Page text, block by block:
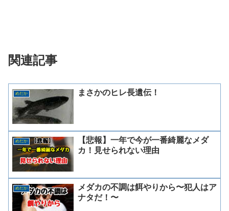
関連記事
めだか まさかのヒレ長遺伝！
めだか
【悲報】一年で今が一番綺麗なメダ
カ！見せられない理由
めだか
メダカの不調は餌やりから〜犯人はア
ナタだ！〜